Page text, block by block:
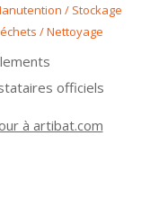
/ Stockage
/ Nettoyage
officiels
à artibat.com